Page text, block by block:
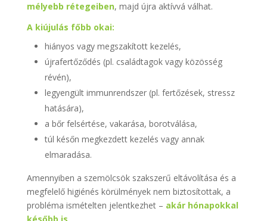
mélyebb rétegeiben, majd újra aktívvá válhat.
A kiújulás főbb okai:
hiányos vagy megszakított kezelés,
újrafertőződés (pl. családtagok vagy közösség
révén),
legyengült immunrendszer (pl. fertőzések, stressz
hatására),
a bőr felsértése, vakarása, borotválása,
túl későn megkezdett kezelés vagy annak
elmaradása.
Amennyiben a szemölcsök szakszerű eltávolítása és a
megfelelő higiénés körülmények nem biztosítottak, a
probléma ismételten jelentkezhet – akár hónapokkal